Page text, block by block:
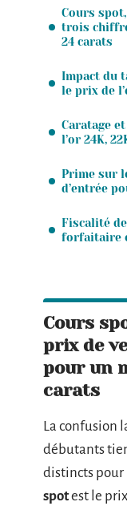
Cours
trois
24 carats
Impact du
le prix de
Caratage
l’or 24K,
Prime sur
d’entrée
Fiscalité
forfaitaire
Cours
prix de
pour un
carats
La confusion
débutants
distincts pour
spotest le